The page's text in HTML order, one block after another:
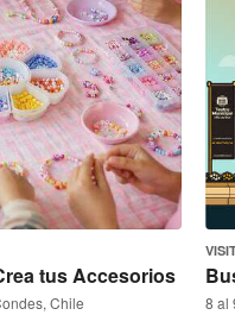
tus Accesorios
Chile
8 al